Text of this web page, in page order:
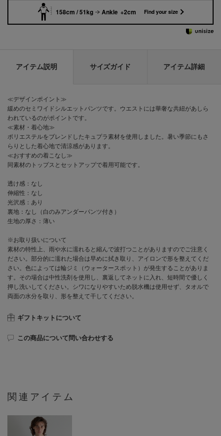
158cm / 51kg Ankle +2cm Find your size
アイテム説明 サイズガイド アイテム詳細
≪デザインポイント≫
緩めのセミワイドシルエットパンツです。ウエストには華奢な共紐があしら
われているのがポイントです。
≪素材・着心地≫
ポリエステルをブレンドしたキュプラ素材を使用しました。暑い季節にもさ
らりとした着心地で清涼感があります。
≪おすすめの着こなし≫
同素材のトップスとセットアップで着用可能です。
透け感：なし
伸縮性：なし
光沢感：あり
裏地：なし（白のみアンダーパンツ付き）
生地の厚さ：薄い
※お取り扱いについて
素材の特性上、雨や水に濡れると縮んで波打つことがありますのでご注意く
ださい。部分的に濡れた場合は早めに拭き取り、アイロンで形を整えてくだ
さい。色によっては輪ジミ（ウォータースポット）が発生することがありま
す。その場合は中性洗剤を使用し、裏返してネットに入れ、短時間で優しく
押し洗いしてください。シワになりやすいため脱水機は使用せず、タオルで
両面の水分を取り、形を整えて干してください。
ギフトキットについて
この商品について問い合わせする
関連アイテム